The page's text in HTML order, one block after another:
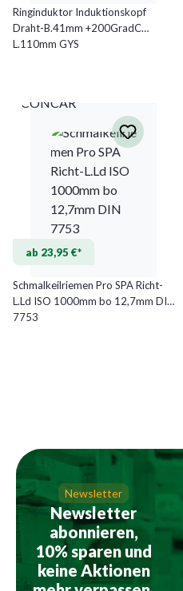
Ringinduktor Induktionskopf
Draht-B.41mm +200GradC
L.110mm GYS
CONCAR
ab 23,95 €*
Schmalkeilriemen Pro SPA Richt-
L.Ld ISO 1000mm bo 12,7mm DIN
7753
Newsletter
Newsletter
abonnieren,
10% sparen und
keine Aktionen